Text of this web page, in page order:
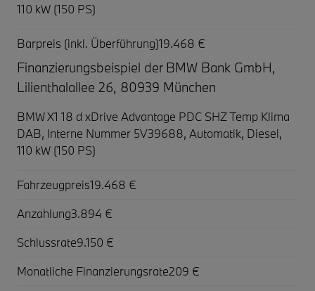
110 kW (150 PS)
Barpreis (inkl. Überführung)19.468 €
Finanzierungsbeispiel der BMW Bank GmbH,
Lilienthalallee 26, 80939 München
BMW X1 18 d xDrive Advantage PDC SHZ Temp Klima
DAB, Interne Nummer 5V39688, Automatik, Diesel,
110 kW (150 PS)
Fahrzeugpreis19.468 €
Anzahlung3.894 €
Schlussrate9.150 €
Monatliche Finanzierungsrate209 €